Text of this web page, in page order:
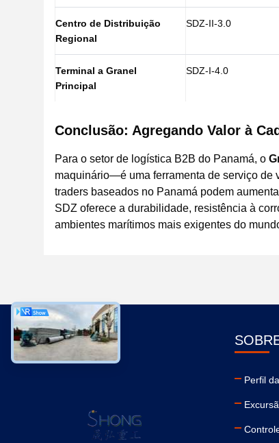
Centro de Distribuição
Regional
SDZ-II-3.0
Terminal a Granel
Principal
SDZ-I-4.0
Conclusão: Agregando Valor à
Para o setor de logística B2B do Panamá, o
maquinário—é uma ferramenta de serviço de
traders baseados no Panamá podem
SDZ oferece a durabilidade, resistência à
ambientes marítimos mais exigentes do
Perfil